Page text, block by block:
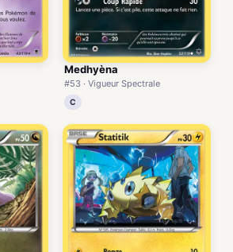
Medhyèna
#53 · Vigueur Spectrale
C